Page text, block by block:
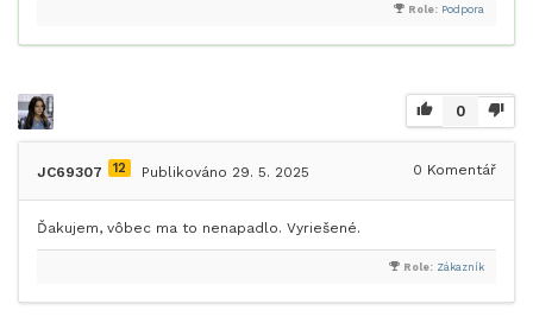
Role: Podpora
0
JC69307 12 Publikováno 29. 5. 2025 0 Komentář
Ďakujem, vôbec ma to nenapadlo. Vyriešené.
Role: Zákazník